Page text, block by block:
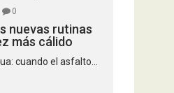
0
nuevas rutinas
más cálido
cuando el asfalto...